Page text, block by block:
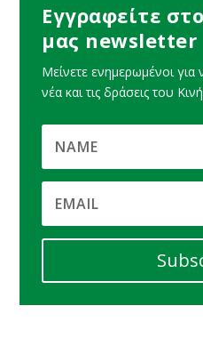
Εγγραφείτε
μας newsletter
Μείνετε ενημερωμένοι για
νέα και τις δράσεις του